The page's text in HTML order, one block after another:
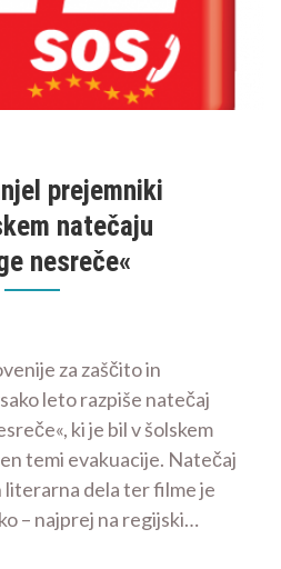
prejemniki
natečaju
nesreče«
za zaščito in
leto razpiše natečaj
ki je bil v šolskem
temi evakuacije. Natečaj
literarna dela ter filme je
– najprej na regijski…